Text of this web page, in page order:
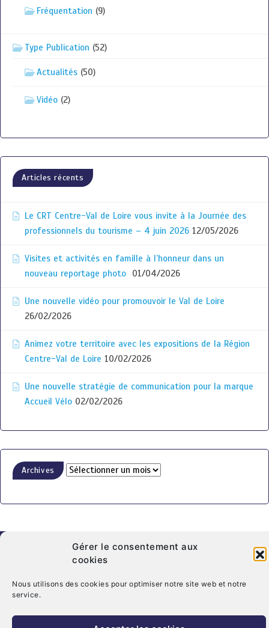
Gérer le consentement aux
cookies
Nous utilisons des cookies pour optimiser notre site web et notre
service.
Fréquentation (9)
Type Publication (52)
Actualités (50)
Vidéo (2)
Articles récents
Le CRT Centre-Val de Loire vous invite à la Journée des
professionnels du tourisme – 4 juin 2026 12/05/2026
Visites et activités en famille à l’honneur dans un
nouveau reportage photo
01/04/2026
Une nouvelle vidéo pour promouvoir le Val de Loire
26/02/2026
Animez votre territoire avec les expositions de la Région
Centre-Val de Loire 10/02/2026
Une nouvelle stratégie de communication pour la marque
Accueil Vélo 02/02/2026
Archives
© Copyright 2026. CRT Centre-Val De Loire